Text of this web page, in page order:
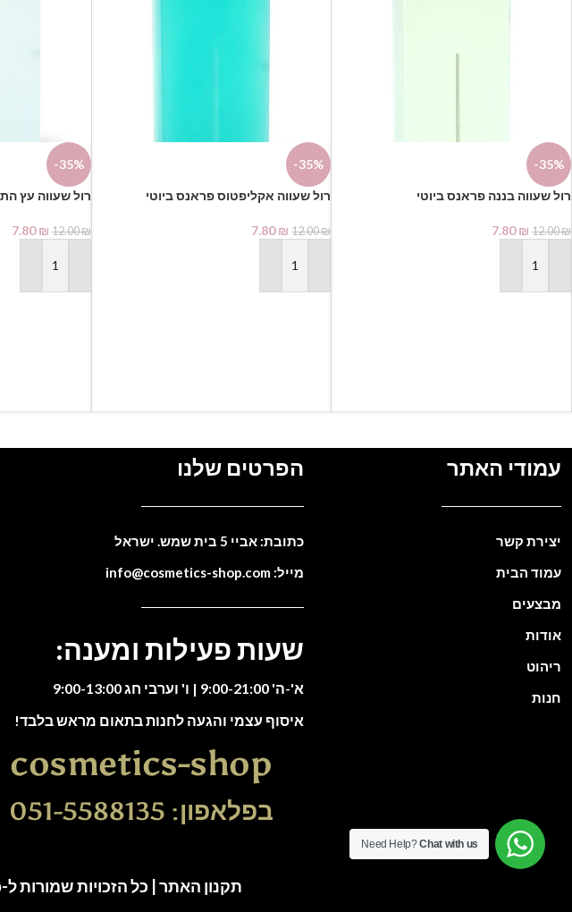
-35%
12.00₪
7.80₪
הוספה לסל
-35%
12.00₪
7.80₪
הוספה לסל
-35%
12.00₪
7.80₪
הוספה לסל
עמודי האתר
יצירת קשר
עמוד הבית
מבצעים
אודות
ריהוט
חנות
הפרטים שלנו
כתובת: אביי 5 בית שמש. ישראל
מייל: info@cosmetics-shop.com
שעות פעילות ומענה:
א'-ה' 9:00-21:00 | ו' וערבי חג 9:00-13:00
איסוף עצמי והגעה לחנות בתאום מראש בלבד!
cosmetics-shop
בפלאפון: 051-5588135
תקנון האתר | כל הזכויות שמורות ל-cosmetics-shop | התמונות להמחשה בלבד
Need Help?Chat with us